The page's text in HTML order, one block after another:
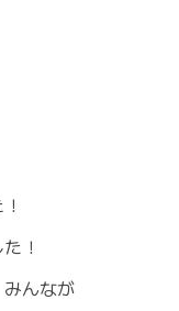
！
んなが